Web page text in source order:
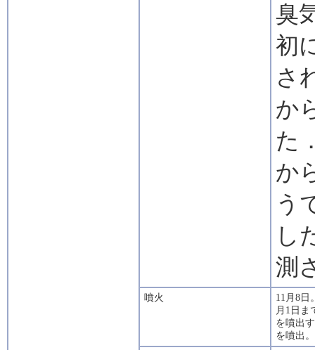
臭
初
さ
か
た
か
う
し
測
噴火
11月8日
月1日ま
を噴出
を噴出